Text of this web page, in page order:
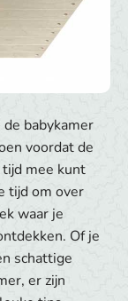
babykamer
voordat de
mee kunt
tijd om over
waar je
Of je
schattige
er zijn